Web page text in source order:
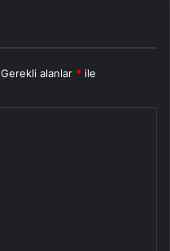
Gerekli alanlar * ile